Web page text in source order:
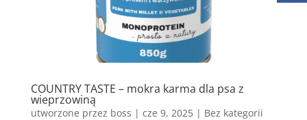
COUNTRY TASTE – mokra karma dla psa z
wieprzowiną
utworzone przez boss | cze 9, 2025| Bez kategorii